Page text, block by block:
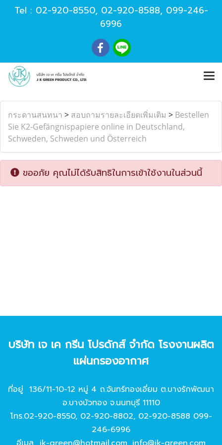
Tel : 02-920-8550, 02-920-8588, 099-246-
6996
กระดานสนทนา > สอบถามรายละเอียดเพิ่มเติม > Bestellen
Sie K2-Gefängnispapiere online in Deutschland,
Schweden, Schweden und Österreich
ขออภัย คุณไม่ได้รับสิทธิในการเข้าใช้งานในส่วนนี้
บริษัท เจ เค กรีน โปรดักส์ จํากัด โรงงานผลิต
แผ่นกรองอากาศ
ที่อยู่ 136/11-10-12 หมู่ 4 ถ.จันทร์ทองเอี่ยม ต.บางรักพัฒนา
อ.บางบัวทอง จ.นนทบุรี 11110
โทร.02-920-8550, 02-920-8802, 02-920-8588 099-
246-6996